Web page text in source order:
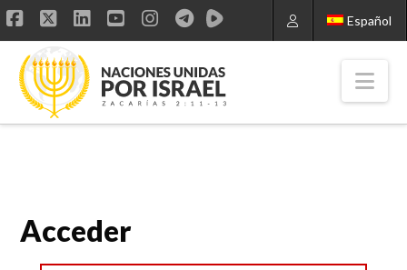
Español
Facebook
X LinkedIn
YouTube
Instagram
Acceder